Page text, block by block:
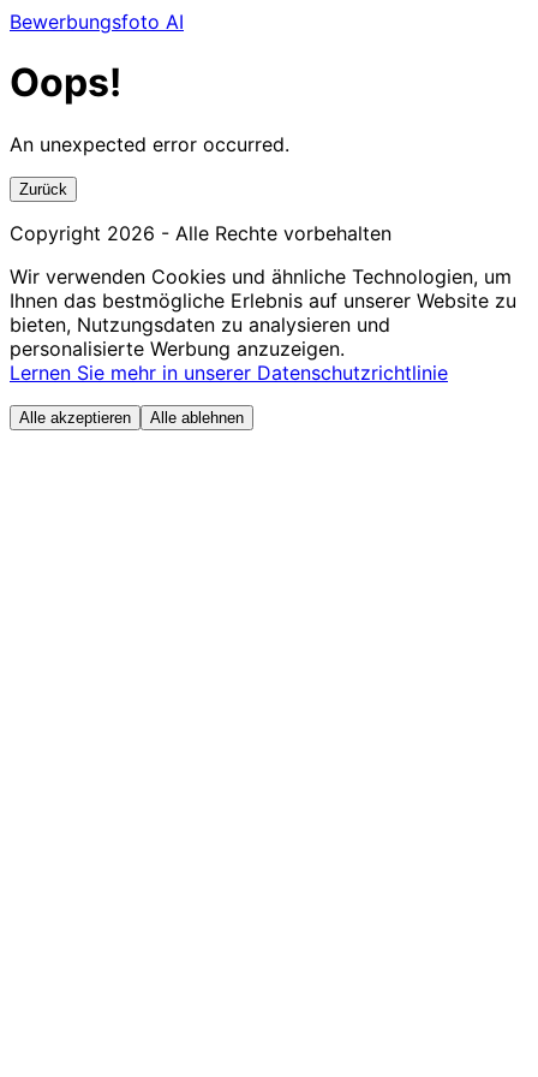
Bewerbungsfoto AI
Oops!
An unexpected error occurred.
Zurück
Copyright 2026 - Alle Rechte vorbehalten
Wir verwenden Cookies und ähnliche Technologien, um
Ihnen das bestmögliche Erlebnis auf unserer Website zu
bieten, Nutzungsdaten zu analysieren und
personalisierte Werbung anzuzeigen.
Lernen Sie mehr in unserer Datenschutzrichtlinie
Alle akzeptieren Alle ablehnen